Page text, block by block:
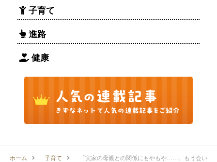
子育て
進路
健康
ホーム 子育て
「実家の母親との関係にもやもや……。もう会い